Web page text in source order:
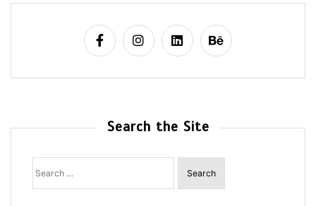
Search the Site
Search
for: